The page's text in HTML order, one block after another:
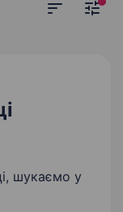
шукаємо у